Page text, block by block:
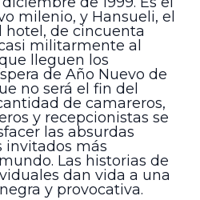
milenio, y Hansueli, el
de cincuenta
militarmente al
lleguen los
de Año Nuevo de
no será el fin del
de camareros,
y recepcionistas se
las absurdas
invitados más
Las historias de
dan vida a una
y provocativa.